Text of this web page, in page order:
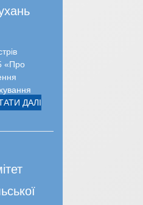
«Про
ДАЛІ